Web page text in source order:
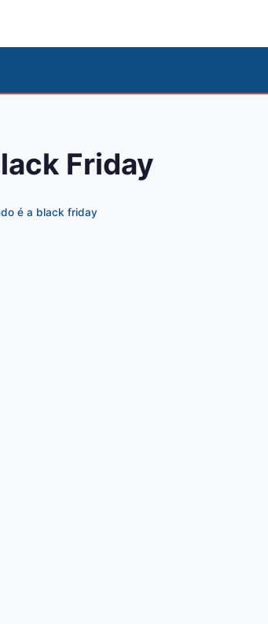
Friday
é a black friday